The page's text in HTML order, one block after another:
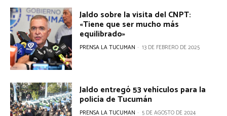
i
ó
n
d
e
e
Jaldo sobre la visita del CNPT:
«Tiene que ser mucho más
equilibrado»
PRENSA LA TUCUMAN - 13 DE FEBRERO DE 2025
Jaldo entregó 53 vehículos para la
policía de Tucumán
PRENSA LA TUCUMAN - 5 DE AGOSTO DE 2024